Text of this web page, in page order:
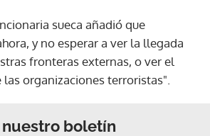
sueca añadió que
y no esperar a ver la llegada
fronteras externas, o ver el
organizaciones terroristas".
boletín